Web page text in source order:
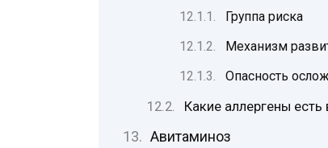
Группа риска
Механизм
Опасность
Какие аллергены
Авитаминоз